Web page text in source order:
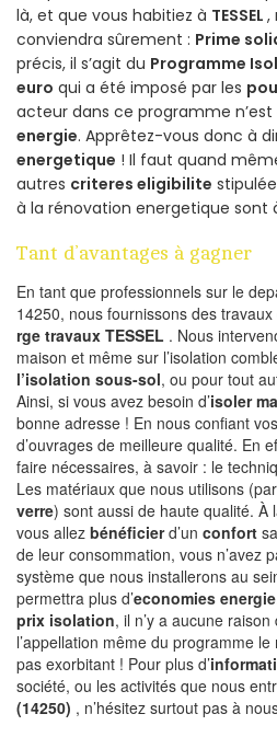
là, et que vous habitiez à TESSEL ,
conviendra sûrement : Prime
précis, il s’agit du Programme
euro qui a été imposé par les
acteur dans ce programme
energie. Apprêtez-vous donc à
energetique ! Il faut quand
autres criteres eligibilite
à la rénovation energetique sont
Tant d’avantages à gagner
En tant que professionnels sur le
14250, nous fournissons des
rge travaux TESSEL . Nous
maison et même sur l’isolation
l’isolation sous-sol, ou pour tout
Ainsi, si vous avez besoin d’isoler
bonne adresse ! En nous confiant
d’ouvrages de meilleure qualité. En
faire nécessaires, à savoir : le
Les matériaux que nous utilisons
verre) sont aussi de haute qualité. À
vous allez bénéficierd’un confort
de leur consommation, vous n’avez
système que nous installerons au
permettra plus d’economies energie
prix isolation, il n’y a aucune
l’appellation même du programme
pas exorbitant ! Pour plus d’
société, ou les activités que nous
(14250) , n’hésitez surtout pas à